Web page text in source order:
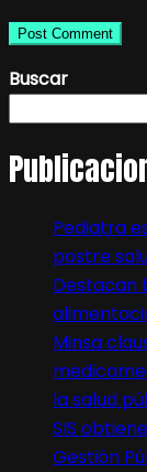
Buscar
Pediatra
postre
Destacan
Minsa
la salud
SIS
Gestión